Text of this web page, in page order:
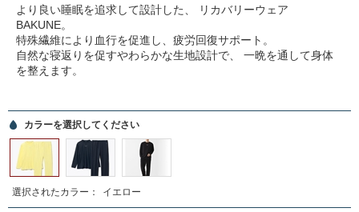
より良い睡眠を追求して設計した、 リカバリーウェア
BAKUNE。
特殊繊維により血行を促進し、疲労回復サポート。
自然な寝返りを促すやわらかな生地設計で、 一晩を通して身体
を整えます。
カラーを選択してください
選択されたカラー： イエロー